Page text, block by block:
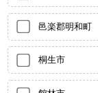
邑楽郡明和町
桐生市